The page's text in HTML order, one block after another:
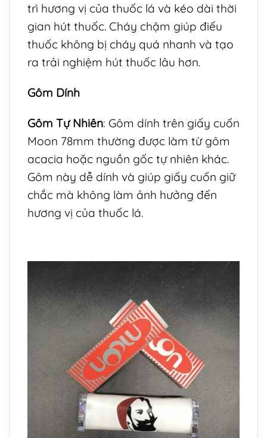
trì hương vị của thuốc lá và kéo dài thời
gian hút thuốc. Cháy chậm giúp điếu
thuốc không bị cháy quá nhanh và tạo
ra trải nghiệm hút thuốc lâu hơn.
Gôm Dính
Gôm Tự Nhiên: Gôm dính trên giấy cuốn
Moon 78mm thường được làm từ gôm
acacia hoặc nguồn gốc tự nhiên khác.
Gôm này dễ dính và giúp giấy cuốn giữ
chắc mà không làm ảnh hưởng đến
hương vị của thuốc lá.